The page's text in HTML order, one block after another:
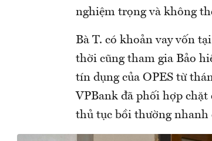
nghiệm trọng và không
Bà T. có khoản vay vốn
thời cũng tham gia Bảo
tín dụng của OPES từ
VPBank đã phối hợp chặt
thủ tục bồi thường nhanh